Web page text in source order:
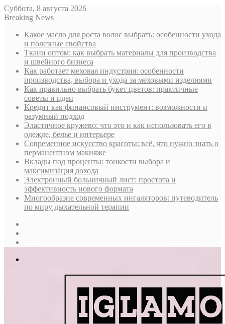
Суббота, 8 августа 2026
Breaking News
Какое масло для роста волос выбрать: особенности ухода
и полезные свойства
Ткани оптом: как выбрать материалы для производства
и швейного бизнеса
Как работает меховая индустрия: особенности
производства, выбора и ухода за меховыми изделиями
Как правильно выбрать букет цветов: практичные
советы и идеи
Кредит как финансовый инструмент: возможности и
разумный подход
Эластичное кружево: что это и как использовать его в
одежде, белье и интерьере
Современное искусство красоты: всё, что нужно знать о
перманентном макияже
Вклады под проценты: тонкости выбора и
максимизация дохода
Электронный больничный лист: простота и
эффективность нового формата
Многообразие современных ингаляторов: путеводитель
по миру дыхательной терапии